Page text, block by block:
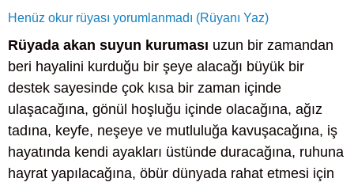
Henüz okur rüyası yorumlanmadı (Rüyanı Yaz)
Rüyada akan suyun kuruması uzun bir zamandan
beri hayalini kurduğu bir şeye alacağı büyük bir
destek sayesinde çok kısa bir zaman içinde
ulaşacağına, gönül hoşluğu içinde olacağına, ağız
tadına, keyfe, neşeye ve mutluluğa kavuşacağına, iş
hayatında kendi ayakları üstünde duracağına, ruhuna
hayrat yapılacağına, öbür dünyada rahat etmesi için